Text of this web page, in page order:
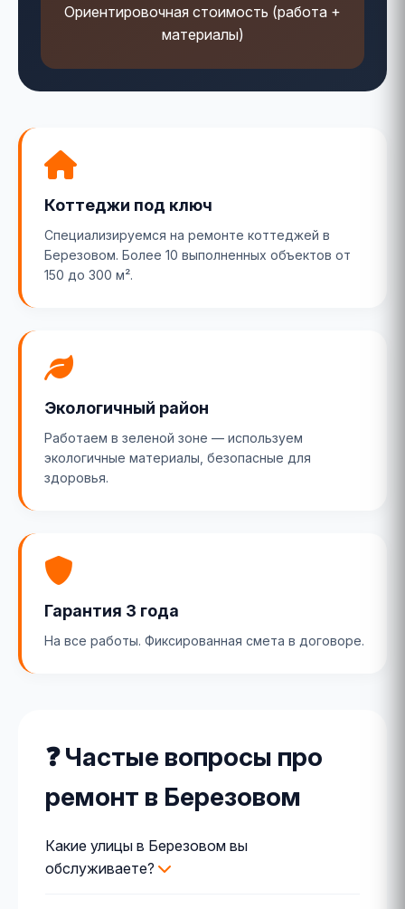
Ориентировочная стоимость (работа +
материалы)
Коттеджи под ключ
Специализируемся на ремонте коттеджей в
Березовом. Более 10 выполненных объектов от
150 до 300 м².
Экологичный район
Работаем в зеленой зоне — используем
экологичные материалы, безопасные для
здоровья.
Гарантия 3 года
На все работы. Фиксированная смета в договоре.
❓ Частые вопросы про
ремонт в Березовом
Какие улицы в Березовом вы
обслуживаете?